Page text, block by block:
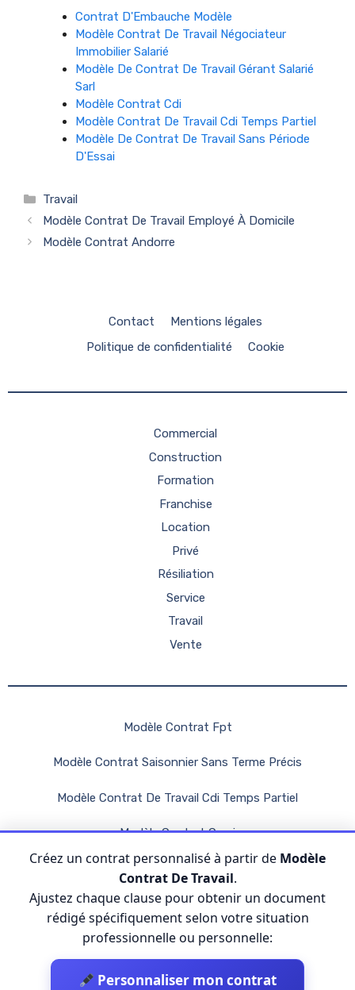
Contrat D'Embauche Modèle
Modèle Contrat De Travail Négociateur
Immobilier Salarié
Modèle De Contrat De Travail Gérant Salarié
Sarl
Modèle Contrat Cdi
Modèle Contrat De Travail Cdi Temps Partiel
Modèle De Contrat De Travail Sans Période
D'Essai
Catégories
Travail
Modèle Contrat De Travail Employé À Domicile
Modèle Contrat Andorre
Contact
Mentions légales
Politique de confidentialité
Cookie
Commercial
Construction
Formation
Franchise
Location
Privé
Résiliation
Service
Travail
Vente
Modèle Contrat Fpt
Modèle Contrat Saisonnier Sans Terme Précis
Modèle Contrat De Travail Cdi Temps Partiel
Modèle Contrat Ccmi
Modèle De Contrat De Travail Avec Horaires Irréguliers
Créez un contrat personnalisé à partir de Modèle
Contrat De Travail.
Ajustez chaque clause pour obtenir un document
rédigé spécifiquement selon votre situation
professionnelle ou personnelle:
Personnaliser mon contrat